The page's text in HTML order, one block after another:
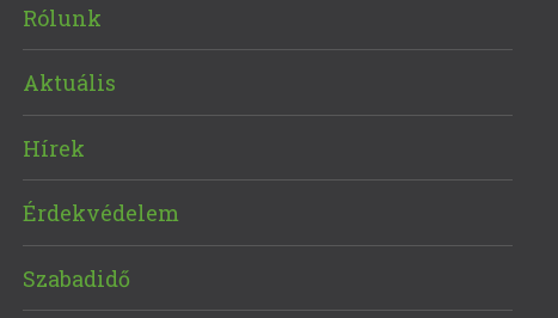
Rólunk
Aktuális
Hírek
Érdekvédelem
Szabadidő